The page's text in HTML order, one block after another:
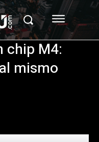
chip M4:
mismo